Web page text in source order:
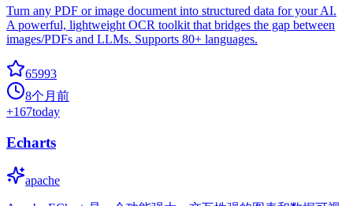
Turn any PDF or image document into structured data for your AI.
A powerful, lightweight OCR toolkit that bridges the gap between
images/PDFs and LLMs. Supports 80+ languages.
65993
8个月前
+167today
Echarts
apache